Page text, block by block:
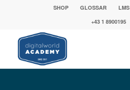
SHOP GLOSSAR LMS
+43 1 8900195